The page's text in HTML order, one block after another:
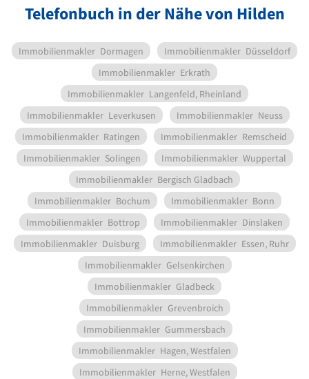
Telefonbuch in der Nähe von Hilden
Immobilienmakler Dormagen Immobilienmakler Düsseldorf
Immobilienmakler Erkrath
Immobilienmakler Langenfeld, Rheinland
Immobilienmakler Leverkusen Immobilienmakler Neuss
Immobilienmakler Ratingen Immobilienmakler Remscheid
Immobilienmakler Solingen Immobilienmakler Wuppertal
Immobilienmakler Bergisch Gladbach
Immobilienmakler Bochum Immobilienmakler Bonn
Immobilienmakler Bottrop Immobilienmakler Dinslaken
Immobilienmakler Duisburg Immobilienmakler Essen, Ruhr
Immobilienmakler Gelsenkirchen
Immobilienmakler Gladbeck
Immobilienmakler Grevenbroich
Immobilienmakler Gummersbach
Immobilienmakler Hagen, Westfalen
Immobilienmakler Herne, Westfalen